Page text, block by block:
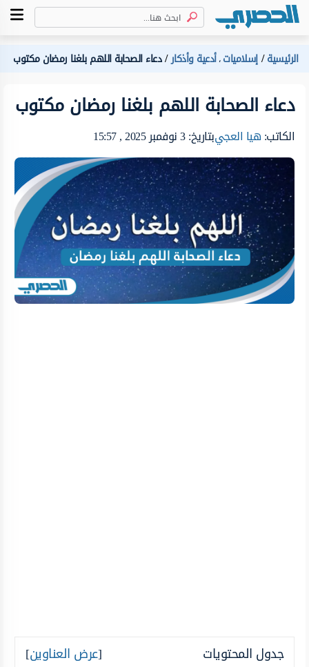
الرئيسية إسلاميات،أدعية وأذكار دعاء الصحابة اللهم بلغنا رمضان مكتوب
دعاء الصحابة اللهم بلغنا رمضان مكتوب
الكاتب:هيا العجيبتاريخ: 3 نوفمبر 2025 , 15:57
جدول المحتويات [عرض العناوين]